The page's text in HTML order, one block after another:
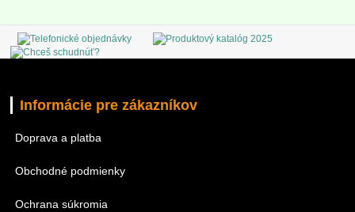
Informácie pre zákazníkov
Doprava a platba
Obchodné podmienky
Ochrana súkromia